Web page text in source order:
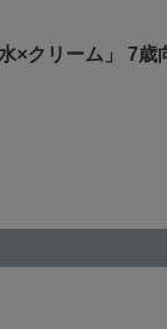
×クリーム」 7歳